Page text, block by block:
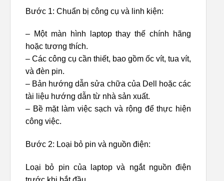
Bước 1: Chuẩn bị công cụ và linh kiện:
– Một màn hình laptop thay thế chính hãng
hoặc tương thích.
– Các công cụ cần thiết, bao gồm ốc vít, tua vít,
và đèn pin.
– Bản hướng dẫn sửa chữa của Dell hoặc các
tài liệu hướng dẫn từ nhà sản xuất.
– Bề mặt làm việc sạch và rộng để thực hiện
công việc.
Bước 2: Loại bỏ pin và nguồn điện:
Loại bỏ pin của laptop và ngắt nguồn điện